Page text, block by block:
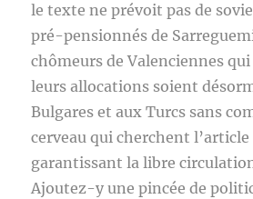
le texte ne prévoit pas de
pré-pensionnés de
chômeurs de Valenciennes
leurs allocations soient
Bulgares et aux Turcs sans
cerveau qui cherchent l’article
garantissant la libre
Ajoutez-y une pincée de